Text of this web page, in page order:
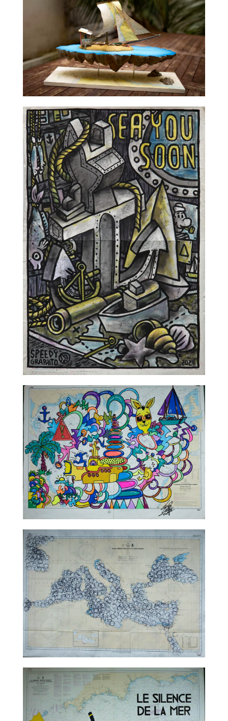
TALC02-02 – La Fratrie
TALC02-03 – Speedy Graphito
TALC02-04 – Leloluce
TALC02-05 – Marco Godinho